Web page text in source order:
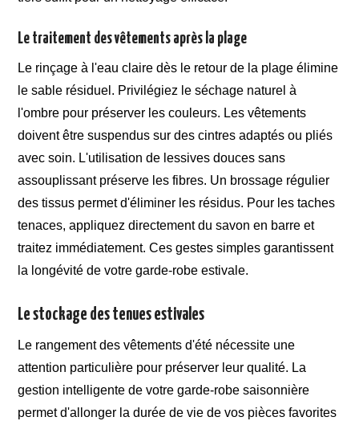
Le traitement des vêtements après la plage
Le rinçage à l'eau claire dès le retour de la plage élimine
le sable résiduel. Privilégiez le séchage naturel à
l'ombre pour préserver les couleurs. Les vêtements
doivent être suspendus sur des cintres adaptés ou pliés
avec soin. L'utilisation de lessives douces sans
assouplissant préserve les fibres. Un brossage régulier
des tissus permet d'éliminer les résidus. Pour les taches
tenaces, appliquez directement du savon en barre et
traitez immédiatement. Ces gestes simples garantissent
la longévité de votre garde-robe estivale.
Le stockage des tenues estivales
Le rangement des vêtements d'été nécessite une
attention particulière pour préserver leur qualité. La
gestion intelligente de votre garde-robe saisonnière
permet d'allonger la durée de vie de vos pièces favorites